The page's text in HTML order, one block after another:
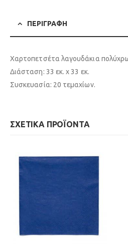
ΠΕΡΙΓΡΑΦΉ
Χαρτοπετσέτα λαγουδάκια
Διάσταση: 33 εκ. x 33 εκ.
Συσκευασία: 20 τεμαχίων.
ΣΧΕΤΙΚΆ ΠΡΟΪΌΝΤΑ